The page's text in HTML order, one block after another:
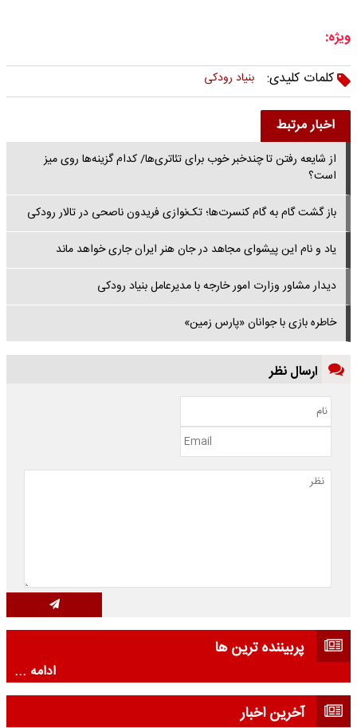
ویژه:
کلمات کلیدی:
بنیاد رودکی
اخبار مرتبط
از شایعه رفتن تا چندخبر خوب برای تئاتری‌ها/ کدام گزینه‌ها روی میز
است؟
باز گشت گام به گام کنسرت‌ها؛ تک‌نوازی فریدون ناصحی در تالار رودکی
یاد و نام این پیشوای مجاهد در جان هنر ایران جاری خواهد ماند
دیدار مشاور وزارت امور خارجه با مدیرعامل بنیاد رودکی
خاطره بازی با جوانان «پارس زمین»
ارسال نظر
پربیننده ترین ها
ادامه ...
آخرین اخبار